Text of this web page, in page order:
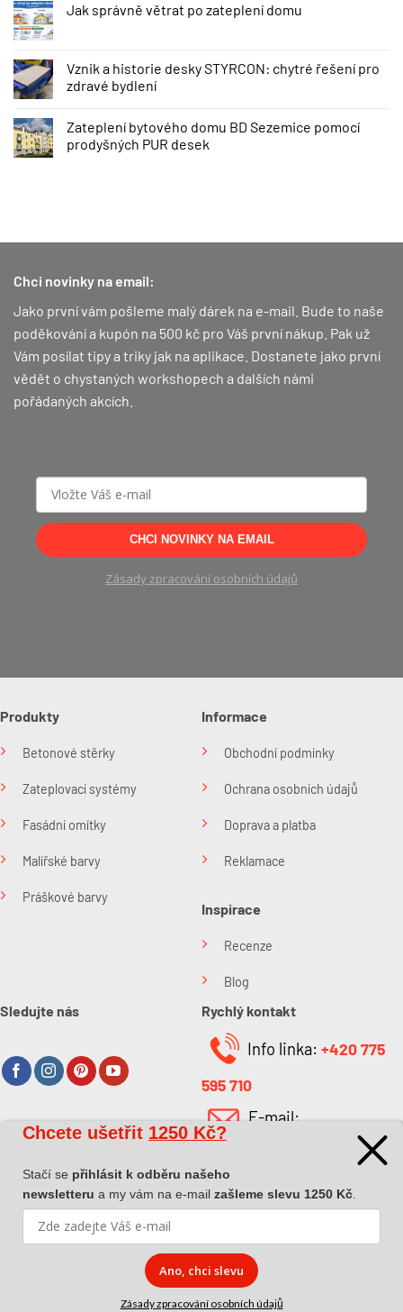
Jak správně větrat po zateplení domu
Vznik a historie desky STYRCON: chytré řešení pro
zdravé bydlení
Zateplení bytového domu BD Sezemice pomocí
prodyšných PUR desek
Chci novinky na email:
Jako první vám pošleme malý dárek na e-mail. Bude to naše
poděkování a kupón na 500 kč pro Váš první nákup. Pak už
Vám posílat tipy a triky jak na aplikace. Dostanete jako první
vědět o chystaných workshopech a dalších námi
pořádaných akcích.
CHCI NOVINKY NA EMAIL
Zásady zpracování osobních údajů
Produkty
Betonové stěrky
Zateplovací systémy
Fasádní omítky
Malířské barvy
Práškové barvy
Informace
Obchodní podmínky
Ochrana osobních údajů
Doprava a platba
Reklamace
Inspirace
Recenze
Blog
Sledujte nás
O společnosti
O nás
Kontakt
Rychlý kontakt
Info linka: +420 775
595 710
E-mail:
Chcete ušetřit 1250 Kč?
Stačí se přihlásit k odběru našeho
newsletteru a my vám na e-mail zašleme slevu 1250 Kč
Ano, chci slevu
Zásady zpracování osobních údajů